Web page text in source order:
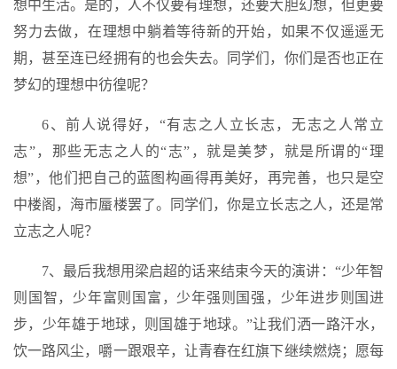
想中生活。是的，人不仅要有理想，还要大胆幻想，但更要
努力去做，在理想中躺着等待新的开始，如果不仅遥遥无
期，甚至连已经拥有的也会失去。同学们，你们是否也正在
梦幻的理想中彷徨呢？
6、前人说得好，“有志之人立长志，无志之人常立
志”，那些无志之人的“志”，就是美梦，就是所谓的“理
想”，他们把自己的蓝图构画得再美好，再完善，也只是空
中楼阁，海市蜃楼罢了。同学们，你是立长志之人，还是常
立志之人呢？
7、最后我想用梁启超的话来结束今天的演讲：“少年智
则国智，少年富则国富，少年强则国强，少年进步则国进
步，少年雄于地球，则国雄于地球。”让我们洒一路汗水，
饮一路风尘，嚼一跟艰辛，让青春在红旗下继续燃烧；愿每